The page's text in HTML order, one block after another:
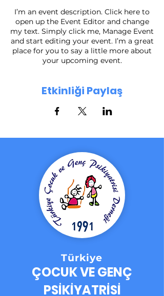
I’m an event description. Click here to
open up the Event Editor and change
my text. Simply click me, Manage Event
and start editing your event. I’m a great
place for you to say a little more about
your upcoming event.
Etkinliği Paylaş
ÇOCUK VE GENÇ
PSİKİYATRİSİ
Türkiye